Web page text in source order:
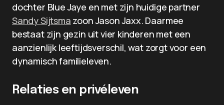
dochter Blue Jaye en met zijn huidige partner
Sandy Sijtsma zoon Jason Jaxx. Daarmee
bestaat zijn gezin uit vier kinderen met een
aanzienlijk leeftijdsverschil, wat zorgt voor een
dynamisch familieleven.
Relaties en privéleven